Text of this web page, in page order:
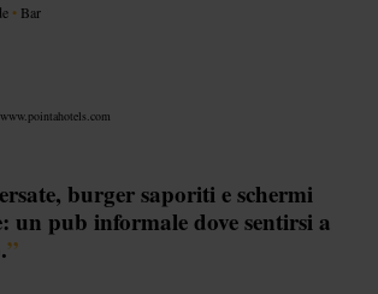
• Bar
www.pointahotels.com
burger saporiti e schermi
un pub informale dove sentirsi a
”